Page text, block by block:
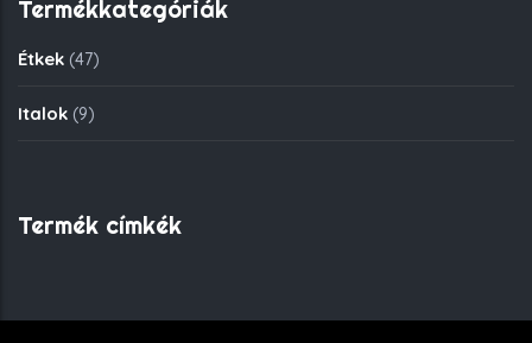
Termékkategóriák
Étkek (47)
Italok (9)
Termék címkék